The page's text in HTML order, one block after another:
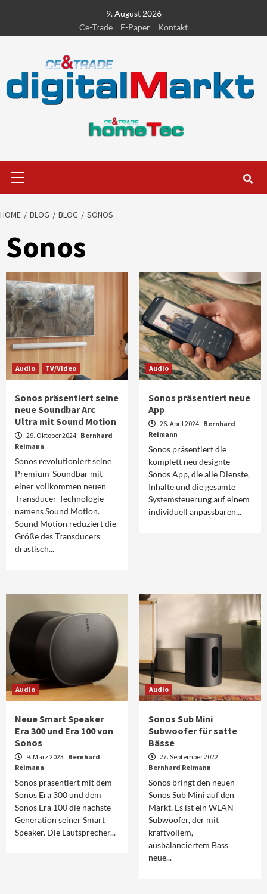
content
9. August 2026
Ce-Trade
E-Paper Kontakt
Menu
HOME BLOG BLOG SONOS
Sonos
Audio TV/Video
Sonos präsentiert seine
neue Soundbar Arc
Ultra mit Sound Motion
29. Oktober 2024 Bernhard
Reimann
Sonos revolutioniert seine
Premium-Soundbar mit
einer vollkommen neuen
Transducer-Technologie
namens Sound Motion.
Sound Motion reduziert die
Größe des Transducers
drastisch...
Audio
Sonos präsentiert neue
App
26. April 2024 Bernhard
Reimann
Sonos präsentiert die
komplett neu designte
Sonos App, die alle Dienste,
Inhalte und die gesamte
Systemsteuerung auf einem
individuell anpassbaren...
Audio
Neue Smart Speaker
Era 300 und Era 100 von
Sonos
9. März 2023 Bernhard
Reimann
Sonos präsentiert mit dem
Sonos Era 300 und dem
Sonos Era 100 die nächste
Generation seiner Smart
Speaker. Die Lautsprecher...
Audio
Sonos Sub Mini
Subwoofer für satte
Bässe
27. September 2022
Bernhard Reimann
Sonos bringt den neuen
Sonos Sub Mini auf den
Markt. Es ist ein WLAN-
Subwoofer, der mit
kraftvollem,
ausbalanciertem Bass
neue...